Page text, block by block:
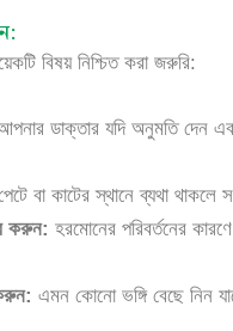
বিষয় নিশ্চিত করা জরুরি:
ডাক্তার যদি অনুমতি দেন
বা কাটের স্থানে ব্যথা
করুন: হরমোনের পরিবর্তনের
এমন কোনো ভঙ্গি বেছে নিন